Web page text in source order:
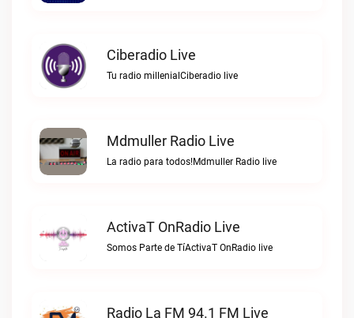
Ciberadio Live
Tu radio millenialCiberadio live
Mdmuller Radio Live
La radio para todos!Mdmuller Radio live
ActivaT OnRadio Live
Somos Parte de TíActivaT OnRadio live
Radio La FM 94.1 FM Live